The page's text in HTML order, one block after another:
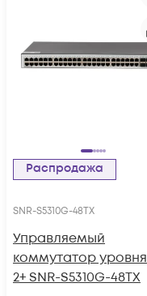
Распродажа
SNR-S5310G-48TX
Управляемый
коммутатор уровня
2+ SNR-S5310G-48TX